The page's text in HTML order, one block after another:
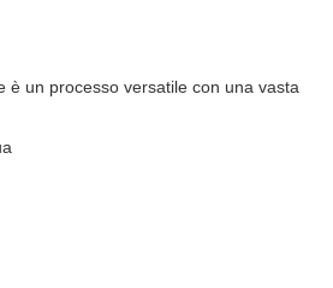
è un processo versatile con una vasta